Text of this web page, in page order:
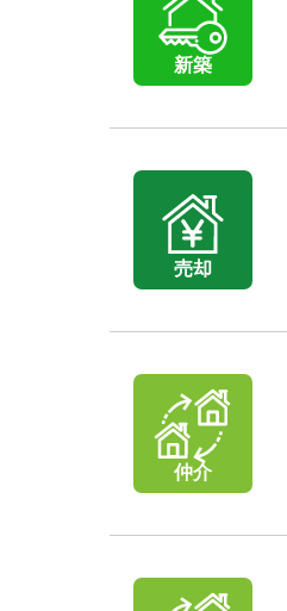
新築
売却
仲介